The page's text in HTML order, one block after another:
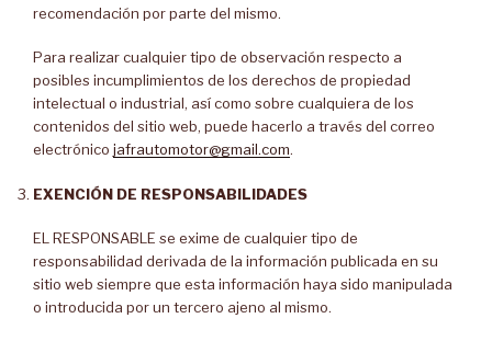
recomendación por parte del mismo.
Para realizar cualquier tipo de observación respecto a
posibles incumplimientos de los derechos de propiedad
intelectual o industrial, así como sobre cualquiera de los
contenidos del sitio web, puede hacerlo a través del correo
electrónico jafrautomotor@gmail.com.
EXENCIÓN DE RESPONSABILIDADES
EL RESPONSABLE se exime de cualquier tipo de
responsabilidad derivada de la información publicada en su
sitio web siempre que esta información haya sido manipulada
o introducida por un tercero ajeno al mismo.